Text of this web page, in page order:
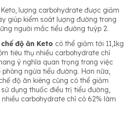
lượng carbohydrate được giảm
giúp kiểm soát lượng đường trong
người mắc tiểu đường tuýp 2.
chế độ ăn Keto có thể giảm tới 11,1kg
tiêu thụ nhiều carbohydrate chỉ
ý nghĩa quan trọng trong việc
ngừa tiểu đường. Hơn nữa,
độ ăn kiêng cũng có thể giảm
dụng thuốc điều trị tiểu đường,
carbohydrate chỉ có 62% làm